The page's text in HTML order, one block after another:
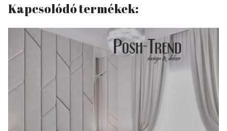
Kapcsolódó termékek: